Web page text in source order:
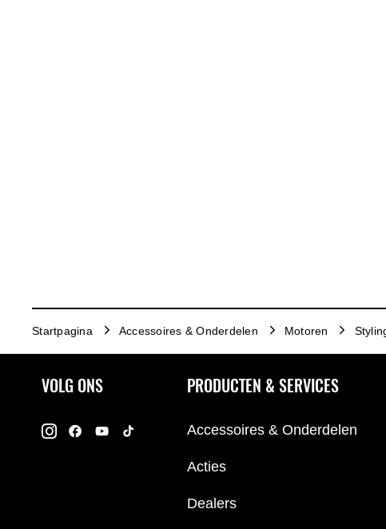
Startpagina Accessoires & Onderdelen Motoren
VOLG ONS PRODUCTEN & SERVICES
Accessoires & Onderdelen
Acties
Dealers